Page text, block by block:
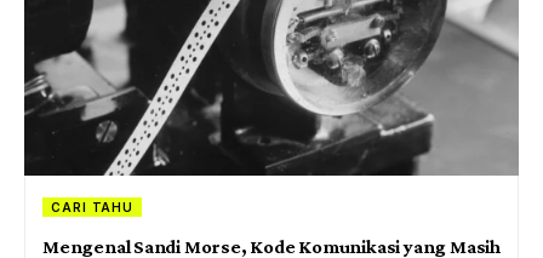
CARI TAHU
Mengenal Sandi Morse, Kode Komunikasi yang Masih